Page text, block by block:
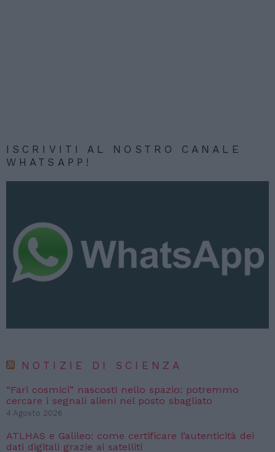
ISCRIVITI AL NOSTRO CANALE
WHATSAPP!
NOTIZIE DI SCIENZA
“Fari cosmici” nascosti nello spazio: potremmo
cercare i segnali alieni nel posto sbagliato
4 Agosto 2026
ATLHAS e Galileo: come certificare l’autenticità dei
dati digitali grazie ai satelliti